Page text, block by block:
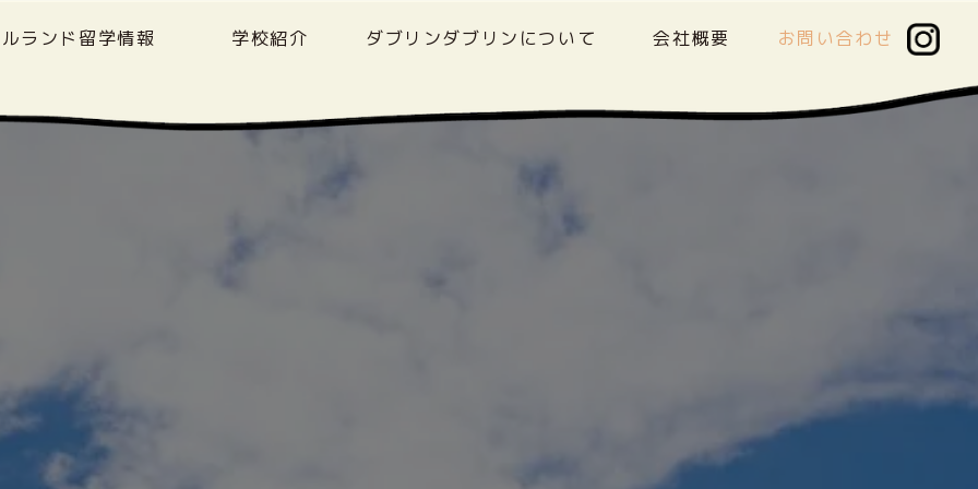
ランド留学情報 学校紹介 ダブリンダブリンについて 会社概要 お問い合わせ